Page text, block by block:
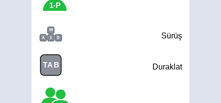
1-P
W
A
S D Sürüş
TAB Duraklat